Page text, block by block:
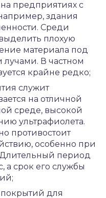
предприятиях с
здания
Среди
плохую
материала под
В частном
крайне редко;
служит
на отличной
среде, высокой
ультрафиолета.
противостоит
особенно при
период
а срок его службы
для